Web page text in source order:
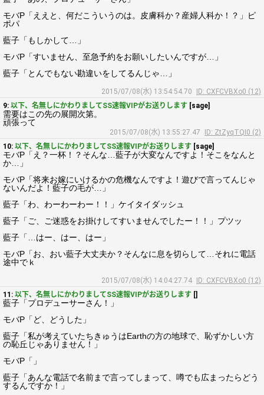
モバP「ええと、何だこういうのは。皮膚科か？産婦人科か！？」ピ
ポパ
藍子「もしかして…」
モバP「すいません、至急予約をお願いしたいんですが…」
藍子「とんでもない勘違いをしてるんじゃ…」
2015/07/08(水) 13:54:54.70
ID: CXFCVBXo0 (12)
9: 以下、名無しにかわりましてSS速報VIPがお送りします [sage]
需要はこの先の展開次第。
頑張って
2015/07/08(水) 13:55:27.47
ID: ZtZyqTQI0 (2)
10: 以下、名無しにかわりましてSS速報VIPがお送りします [sage]
モバP「え？一杯！？そんな…藍子が大変なんですよ！そこをなんと
か…」
モバP「将来お嫁にいけるかの危機なんですよ！遊びで言ってんじゃ
ないんだよ！藍子の毛が…」
藍子「わ、わーわーわー！！」ケイタイダッシュ
藍子「ご、ご迷惑をお掛けしてすいませんでしたー！！」プツッ
藍子「…はー、はー、はー」
モバP「お、おい藍子大丈夫か？そんなに息を切らして…それに電話
途中でｋ
2015/07/08(水) 14:04:27.74
ID: CXFCVBXo0 (12)
11: 以下、名無しにかわりましてSS速報VIPがお送りします []
藍子「プロデューサーさん！」
モバP「ど、どうした」
藍子「私が考えていたちきゅうはEarthの方の地球で、恥ずかしい方
の恥丘じゃありません！」
モバP「」
藍子「あんな電話で名前まで言ってしまって、噂でも広まったらどう
するんですか！」